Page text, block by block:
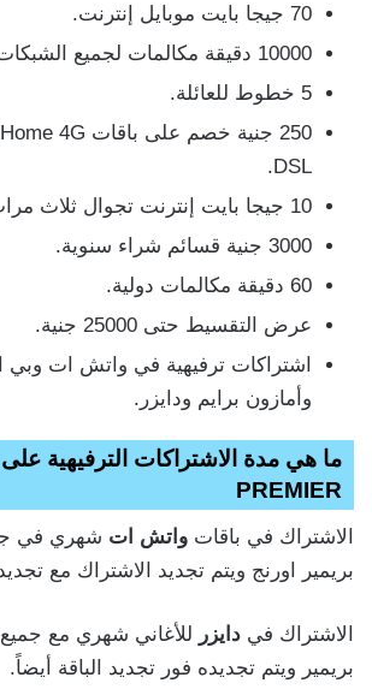
70 جيجا بايت موبايل إنترنت.
10000 دقيقة مكالمات لجميع الشبكات.
5 خطوط للعائلة.
DSL.
10 جيجا بايت إنترنت تجوال ثلاث مرات في السنة.
3000 جنية قسائم شراء سنوية.
60 دقيقة مكالمات دولية.
عرض التقسيط حتى 25000 جنية.
اشتراكات ترفيهية في واتش ات
وأمازون برايم ودايزر.
PREMIER
الاشتراك في باقات واتش ات شهري في
بريمير اورنج ويتم تجديد الاشتراك مع تجديد
الاشتراك في دايزر للأغاني شهري مع
بريمير ويتم تجديده فور تجديد الباقة أيضاً.